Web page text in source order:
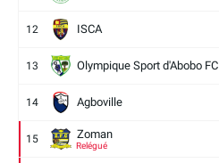
12 ISCA
13 Olympique Sport d'Abobo FC
14 Agboville
15 Zoman
Relégué